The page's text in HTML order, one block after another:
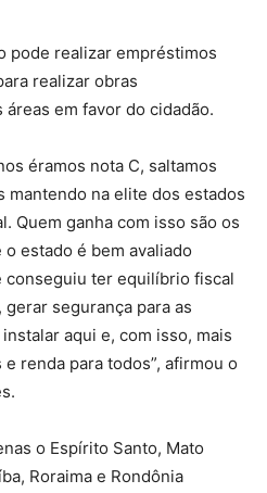
pode realizar empréstimos
realizar obras
em favor do cidadão.
éramos nota C, saltamos
mantendo na elite dos estados
Quem ganha com isso são os
estado é bem avaliado
conseguiu ter equilíbrio fiscal
segurança para as
aqui e, com isso, mais
renda para todos”, afirmou o
o Espírito Santo, Mato
Roraima e Rondônia